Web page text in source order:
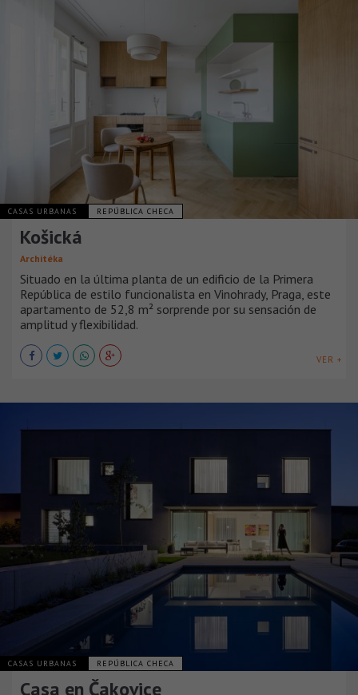
CASAS URBANAS REPÚBLICA CHECA
Košická
Architéka
Situado en la última planta de un edificio de la Primera
República de estilo funcionalista en Vinohrady, Praga, este
apartamento de 52,8 m² sorprende por su sensación de
amplitud y flexibilidad.
VER +
CASAS URBANAS REPÚBLICA CHECA
Casa en Čakovice